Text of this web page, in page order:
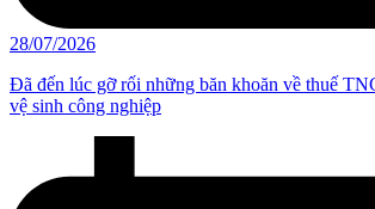
28/07/2026
Đã đến lúc gỡ rối những băn khoăn về thuế
vệ sinh công nghiệp